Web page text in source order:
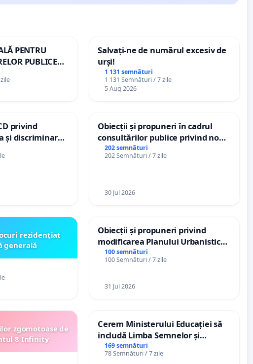
PENTRU
PUBLICE
ROMÂNIA
Salvați-ne de numărul excesiv de
urși!
1 131 semnături
1 131 Semnături / 7 zile
5 Aug 2026
privind
discriminarea
de
„Gorici”
Obiecții și propuneri în cadrul
consultărilor publice privind noul
Plan Urbanistic General (PUG)
Ialoveni
202 semnături
202 Semnături / 7 zile
30 Jul 2026
rezidențiat
generală
Obiecții și propuneri privind
modificarea Planului Urbanistic
General al orașului Ialoveni
100 semnături
100 Semnături / 7 zile
31 Jul 2026
zgomotoase de
8 Infinity
Cerem Ministerului Educației să
includă Limba Semnelor și
alfabetul Braille în școlile din
Republica Moldova!
169 semnături
78 Semnături / 7 zile